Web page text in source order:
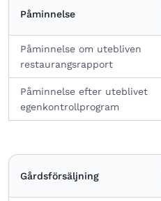
Påminnelse
Påminnelse om utebliven
restaurangsrapport
Påminnelse efter uteblivet
egenkontrollprogram
Gårdsförsäljning